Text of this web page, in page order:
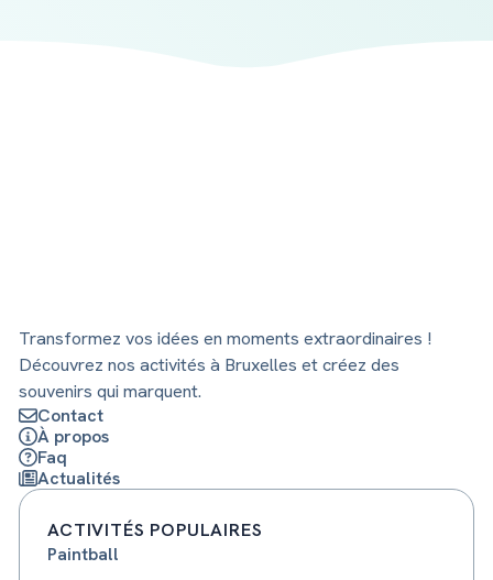
Transformez vos idées en moments extraordinaires !
Découvrez nos activités à Bruxelles et créez des
souvenirs qui marquent.
Contact
À propos
Faq
Actualités
ACTIVITÉS POPULAIRES
Paintball